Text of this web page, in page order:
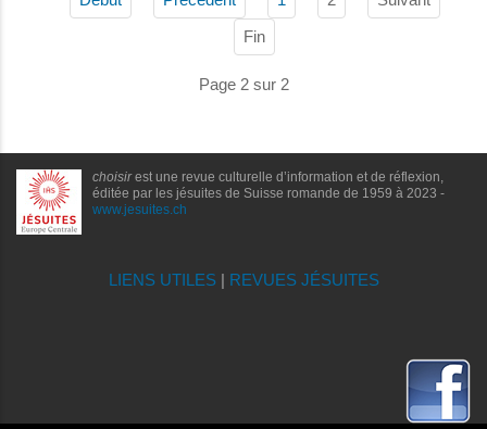
Fin
Page 2 sur 2
choisirest une revue culturelle d’information et de réflexion,
éditée par les jésuites de Suisse romande de 1959 à 2023 -
www.jesuites.ch
LIENS UTILES| REVUES JÉSUITES